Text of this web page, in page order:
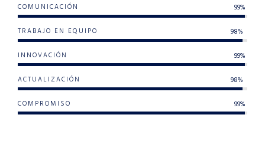
COMUNICACIÓN 99%
TRABAJO EN EQUIPO 98%
INNOVACIÓN 99%
ACTUALIZACIÓN 98%
COMPROMISO 99%